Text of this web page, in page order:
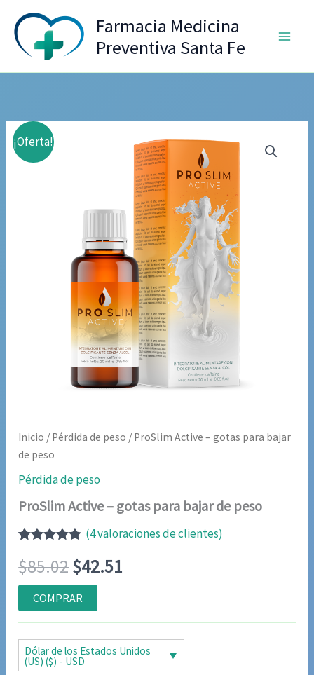
contenido
Farmacia Medicina
Preventiva Santa Fe
¡Oferta!
Inicio / Pérdida de peso / ProSlim Active – gotas para bajar
de peso
Pérdida de peso
ProSlim Active – gotas para bajar de peso
con4.75de
5 en base
a
valoraciones
de clientes
(4valoraciones de clientes)
$85.02El
precio
original
era:
$42.51
actual
es:
COMPRAR
Dólar de los Estados Unidos
(US) ($) - USD